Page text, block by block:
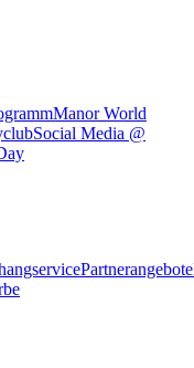
Manor World
Social Media @
Partnerangebote